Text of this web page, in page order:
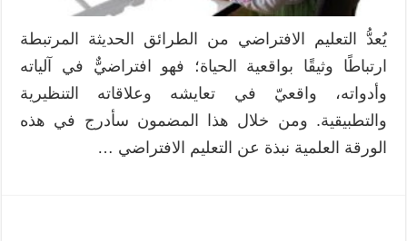
يُعدُّ التعليم الافتراضي من الطرائق الحديثة المرتبطة
ارتباطًا وثيقًا بواقعية الحياة؛ فهو افتراضيٌّ في آلياته
وأدواته، واقعيّ في تعايشه وعلاقاته التنظيرية
والتطبيقية. ومن خلال هذا المضمون سأدرج في هذه
الورقة العلمية نبذة عن التعليم الافتراضي …